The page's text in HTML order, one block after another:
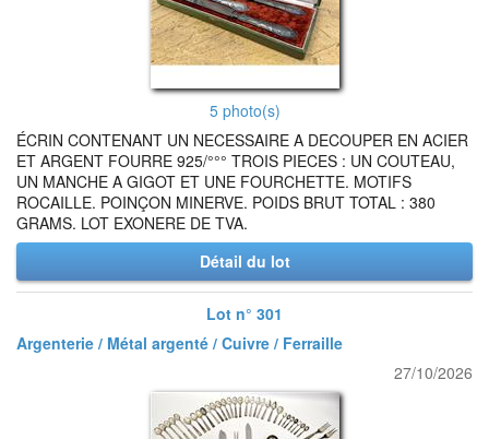
5 photo(s)
ÉCRIN CONTENANT UN NECESSAIRE A DECOUPER EN ACIER
ET ARGENT FOURRE 925/°°° TROIS PIECES : UN COUTEAU,
UN MANCHE A GIGOT ET UNE FOURCHETTE. MOTIFS
ROCAILLE. POINÇON MINERVE. POIDS BRUT TOTAL : 380
GRAMS. LOT EXONERE DE TVA.
Détail du lot
Lot n° 301
Argenterie / Métal argenté / Cuivre / Ferraille
27/10/2026